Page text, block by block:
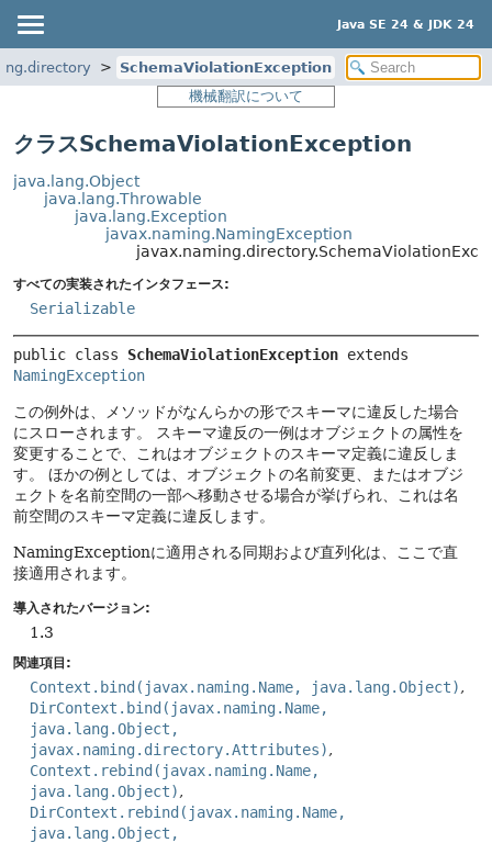
Java SE 24 & JDK 24
SchemaViolationException
機械翻訳について
クラスSchemaViolationException
java.lang.Object
java.lang.Throwable
java.lang.Exception
javax.naming.NamingException
すべての実装されたインタフェース:
Serializable
public class SchemaViolationException
NamingException
この例外は、メソッドがなんらかの形でスキーマに違反した場合
にスローされます。
スキーマ違反の一例はオブジェクトの属性を
変更することで、これはオブジェクトのスキーマ定義に違反しま
す。
ほかの例としては、オブジェクトの名前変更、またはオブジ
ェクトを名前空間の一部へ移動させる場合が挙げられ、これは名
前空間のスキーマ定義に違反します。
NamingExceptionに適用される同期および直列化は、ここで直
接適用されます。
導入されたバージョン:
1.3
関連項目:
Context.bind(javax.naming.Name, java.lang.Object)
DirContext.bind(javax.naming.Name,
java.lang.Object,
javax.naming.directory.Attributes)
Context.rebind(javax.naming.Name,
java.lang.Object)
DirContext.rebind(javax.naming.Name,
java.lang.Object,